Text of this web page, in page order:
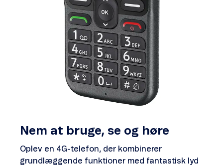
Nem at bruge, se og høre
Oplev en 4G-telefon, der kombinerer
grundlæggende funktioner med fantastisk lyd